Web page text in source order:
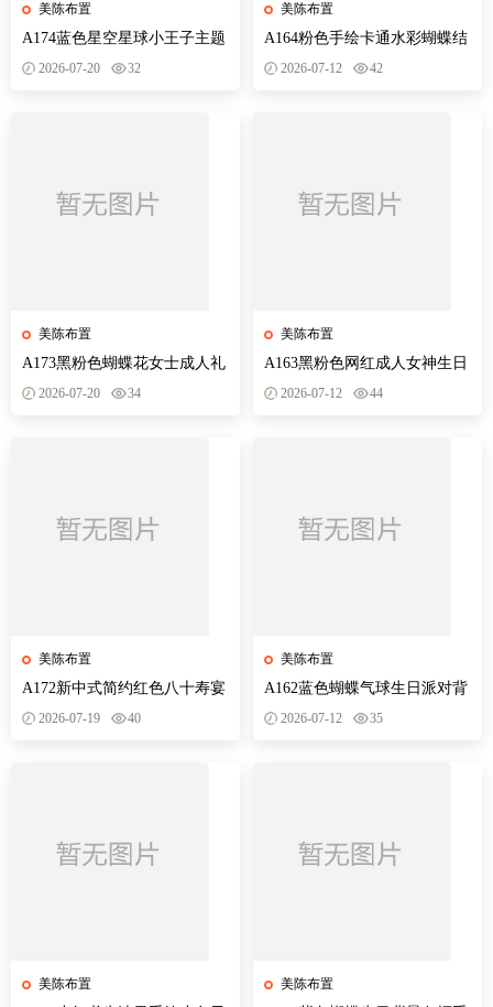
美陈布置
A174蓝色星空星球小王子主题
宝宝宴百天十岁生日舞台设计
2026-07-20 32
美陈布置
A173黑粉色蝴蝶花女士成人礼
生日典礼庆典网红装饰布置PS
2026-07-20 34
美陈布置
A172新中式简约红色八十寿宴
生日宴舞台迎宾区背景布置
2026-07-19 40
美陈布置
美陈布置
A164粉色手绘卡通水彩蝴蝶结
婚订婚宴宝宝宴生日派对异形
2026-07-12 42
美陈布置
A163黑粉色网红成人女神生日
派对十八岁迎宾牌水牌背景设
2026-07-12 44
美陈布置
A162蓝色蝴蝶气球生日派对背
景设计素材PSD分层图卡通风
2026-07-12 35
美陈布置